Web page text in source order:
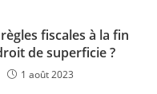
fiscales à la fin
de superficie ?
1 août 2023